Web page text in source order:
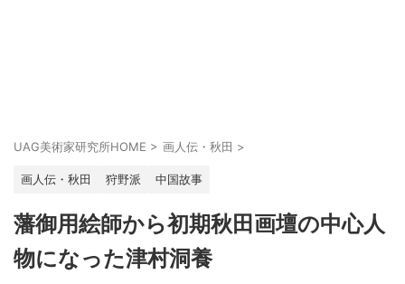
UAG美術家研究所HOME > 画人伝・秋田 >
画人伝・秋田 狩野派 中国故事
藩御用絵師から初期秋田画壇の中心人
物になった津村洞養